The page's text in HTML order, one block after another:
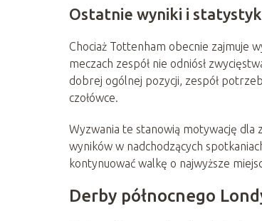
Ostatnie wyniki i
Chociaż Tottenham obecnie zajmuje
meczach zespół nie odniósł
dobrej ogólnej pozycji, zespół
czołówce.
Wyzwania te stanowią motywację dla
wyników w nadchodzących
kontynuować walkę o najwyższe
Derby północnego